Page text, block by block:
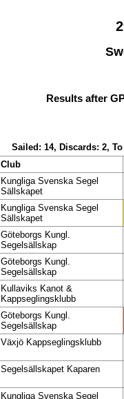
Results after
Sailed: 14, Discards: 2,
Club
Kungliga Svenska Segel
Sällskapet
Kungliga Svenska Segel
Sällskapet
Göteborgs Kungl.
Segelsällskap
Göteborgs Kungl.
Segelsällskap
Kullaviks Kanot &
Kappseglingsklubb
Göteborgs Kungl.
Segelsällskap
Växjö Kappseglingsklubb
Segelsällskapet Kaparen
Kungliga Svenska Segel